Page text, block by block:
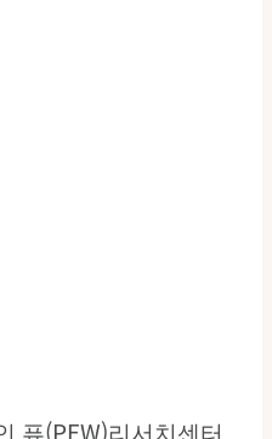
퓨(PEW)리서치센터